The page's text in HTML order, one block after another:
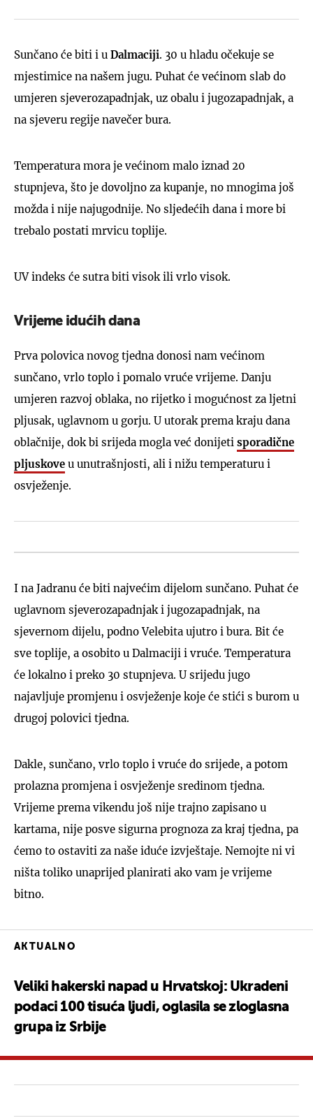
Sunčano će biti i u Dalmaciji. 30 u hladu očekuje se
mjestimice na našem jugu. Puhat će većinom slab do
umjeren sjeverozapadnjak, uz obalu i jugozapadnjak, a
na sjeveru regije navečer bura.
Temperatura mora je većinom malo iznad 20
stupnjeva, što je dovoljno za kupanje, no mnogima još
možda i nije najugodnije. No sljedećih dana i more bi
trebalo postati mrvicu toplije.
UV indeks će sutra biti visok ili vrlo visok.
Vrijeme idućih dana
Prva polovica novog tjedna donosi nam većinom
sunčano, vrlo toplo i pomalo vruće vrijeme. Danju
umjeren razvoj oblaka, no rijetko i mogućnost za ljetni
pljusak, uglavnom u gorju. U utorak prema kraju dana
oblačnije, dok bi srijeda mogla već donijeti sporadične
pljuskove u unutrašnjosti, ali i nižu temperaturu i
osvježenje.
I na Jadranu će biti najvećim dijelom sunčano. Puhat će
uglavnom sjeverozapadnjak i jugozapadnjak, na
sjevernom dijelu, podno Velebita ujutro i bura. Bit će
sve toplije, a osobito u Dalmaciji i vruće. Temperatura
će lokalno i preko 30 stupnjeva. U srijedu jugo
najavljuje promjenu i osvježenje koje će stići s burom u
drugoj polovici tjedna.
Dakle, sunčano, vrlo toplo i vruće do srijede, a potom
prolazna promjena i osvježenje sredinom tjedna.
Vrijeme prema vikendu još nije trajno zapisano u
kartama, nije posve sigurna prognoza za kraj tjedna, pa
ćemo to ostaviti za naše iduće izvještaje. Nemojte ni vi
ništa toliko unaprijed planirati ako vam je vrijeme
bitno.
AKTUALNO
Veliki hakerski napad u Hrvatskoj: Ukradeni
podaci 100 tisuća ljudi, oglasila se zloglasna
grupa iz Srbije